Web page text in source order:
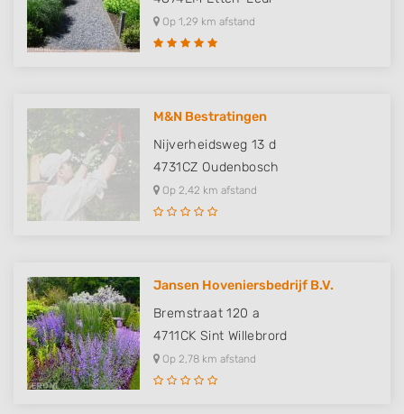
Op 1,29 km afstand
M&N Bestratingen
Nijverheidsweg 13 d
4731CZ Oudenbosch
Op 2,42 km afstand
Jansen Hoveniersbedrijf B.V.
Bremstraat 120 a
4711CK Sint Willebrord
Op 2,78 km afstand